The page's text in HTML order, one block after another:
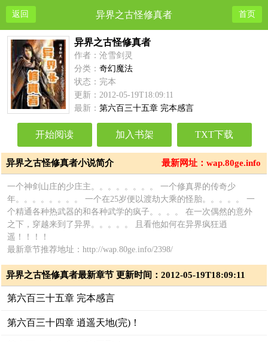
返回 异界之古怪修真者 首页
异界之古怪修真者
作者：沧雪剑灵
分类：奇幻魔法
状态：完本
更新：2012-05-19T18:09:11
最新：第六百三十五章 完本感言
开始阅读 加入书架 TXT下载
最新网址：wap.80ge.info
异界之古怪修真者小说简介
一个神剑山庄的少庄主。。。。。。。。 一个修真界的传奇少
年。。。。。。。。 一个在25岁便以渡劫大乘的怪胎。。。。。 一
个精通各种热武器的和各种武学的疯子。。。。 在一次偶然的意外
之下，穿越来到了异界。。。。。 且看他如何在异界疯狂逍
遥！！！！
最新章节推荐地址：http://wap.80ge.info/2398/
异界之古怪修真者最新章节 更新时间：2012-05-19T18:09:11
第六百三十五章 完本感言
第六百三十四章 逍遥天地(完)！